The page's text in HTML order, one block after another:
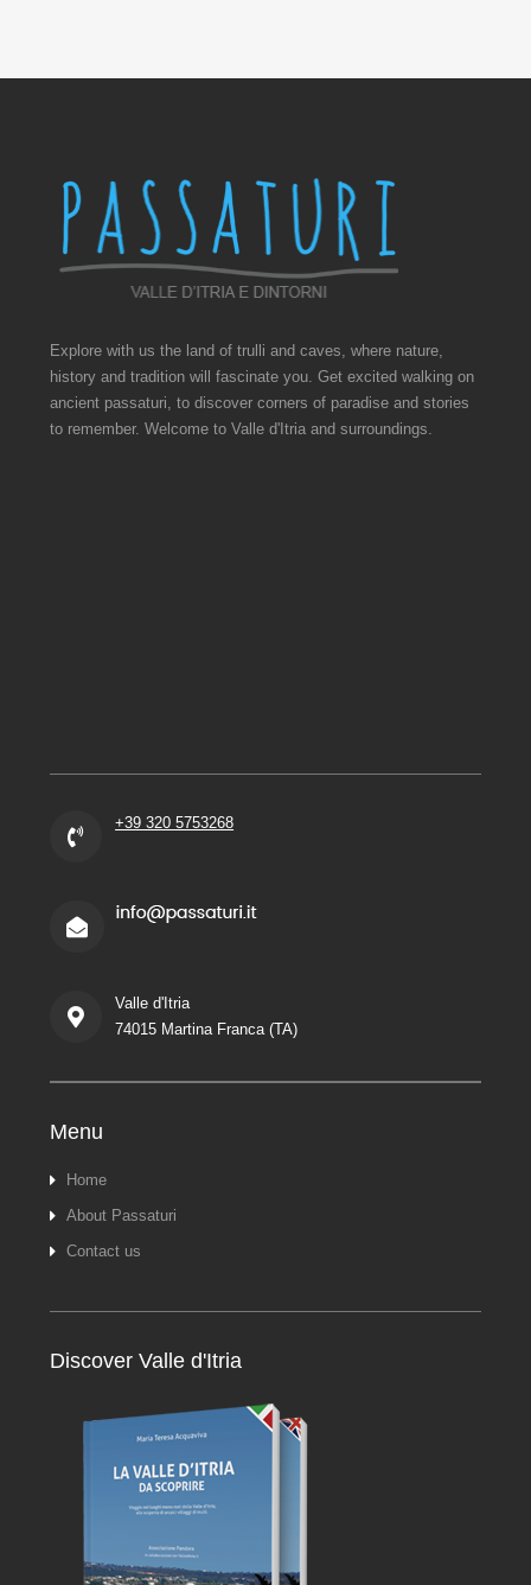
Explore with us the land of trulli and caves, where nature,
history and tradition will fascinate you. Get excited walking on
ancient passaturi, to discover corners of paradise and stories
to remember. Welcome to Valle d'Itria and surroundings.
+39 320 5753268
Valle d'Itria
74015 Martina Franca (TA)
Menu
Home
About Passaturi
Contact us
Discover Valle d'Itria